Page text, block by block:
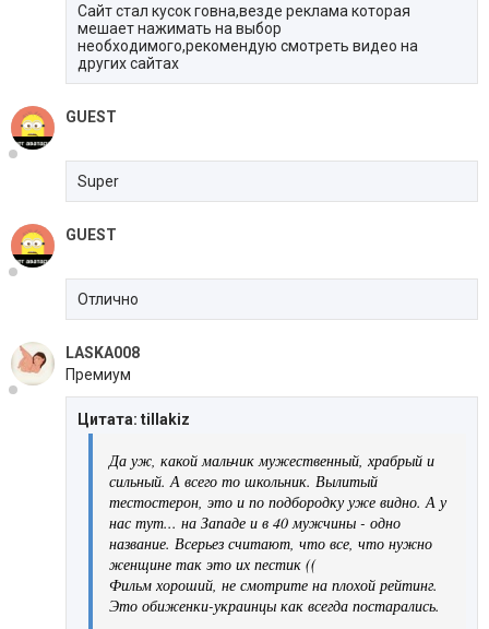
Сайт стал кусок говна,везде реклама которая
мешает нажимать на выбор
необходимого,рекомендую смотреть видео на
других сайтах
GUEST
Super
GUEST
Отлично
LASKA008
Премиум
Цитата: tillakiz
Да уж, какой мальчик мужественный, храбрый и
сильный. А всего то школьник. Вылитый
тестостерон, это и по подбородку уже видно. А у
нас тут... на Западе и в 40 мужчины - одно
название. Всерьез считают, что все, что нужно
женщине так это их пестик ((
Фильм хороший, не смотрите на плохой рейтинг.
Это обиженки-украинцы как всегда постарались.